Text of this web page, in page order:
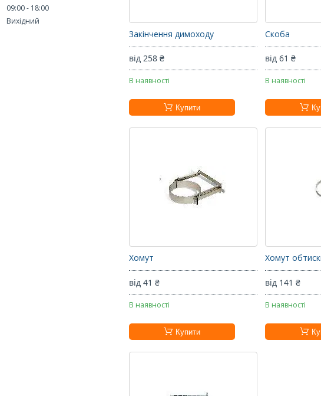
Закінчення димоходу
від 258 ₴
В наявності
Купити
Скоба
від 61 ₴
В наявності
Хомут
від 41 ₴
В наявності
Купити
Хомут
від 141 ₴
В наявності
09:00
18:00
Вихідний